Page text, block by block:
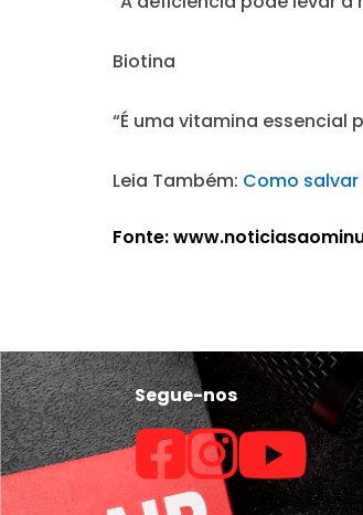
Biotina
“É uma vitamina
Leia Também: Como
Fonte:
Segue-nos